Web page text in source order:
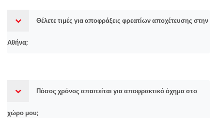
Θέλετε τιμές για αποφράξεις φρεατίων αποχέτευσης στην
Αθήνα;
Πόσος χρόνος απαιτείται για αποφρακτικό όχημα στο
χώρο μου;